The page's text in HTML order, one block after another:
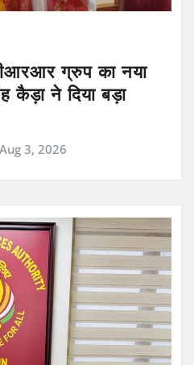
ग्रुप का नया
कैड़ा ने दिया बड़ा
Aug 3, 2026